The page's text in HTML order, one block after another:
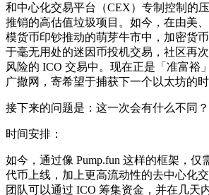
和中心化交易平台（CEX）专制控制的
推销的高估值垃圾项目。如今，在由美
模货币印钞推动的萌芽牛市中，加密货
于毫无用处的迷因币投机交易，社区再
风险的 ICO 交易中。现在正是「准富裕
广撒网，寄希望于捕获下一个以太坊的时
接下来的问题是：这一次会有什么不同？
时间安排：
如今，通过像 Pump.fun 这样的框架，仅
代币上线，加上更高流动性的去中心化
团队可以通过 ICO 筹集资金，并在几天